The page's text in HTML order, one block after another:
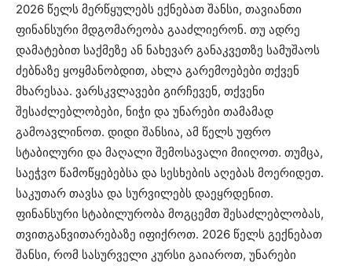
2026 წელს მერწყულებს ექნებათ შანსი, თავიანთი
ფინანსური მდგომარეობა გააძლიერონ. თუ ადრე
დამატებით საქმეზე ან ნახევარ განაკვეთზე სამუშაოს
ძებნაზე ყოყმანობდით, ახლა გარემოებები თქვენ
მხარესაა. ვარსკვლავები გირჩევენ, თქვენი
შესაძლებლობები, ნიჭი და უნარები თამამად
გამოავლინოთ. დიდი შანსია, ამ წელს უფრო
სტაბილური და მაღალი შემოსავალი მიიღოთ. თუმცა,
საეჭვო წამოწყებებსა და სესხების აღებას მოერიდეთ.
საკუთარ თავსა და სურვილებს დაეყრდენით.
ფინანსური სტაბილურობა მოგცემთ შესაძლებლობას,
თვითგანვითარებაზე იფიქროთ. 2026 წელს გექნებათ
შანსი, რომ სასურველი კურსი გაიაროთ, უნარები